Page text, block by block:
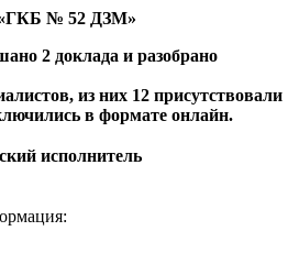
№ 52 ДЗМ»
2 доклада и разобрано
из них 12 присутствовали
в формате онлайн.
исполнитель